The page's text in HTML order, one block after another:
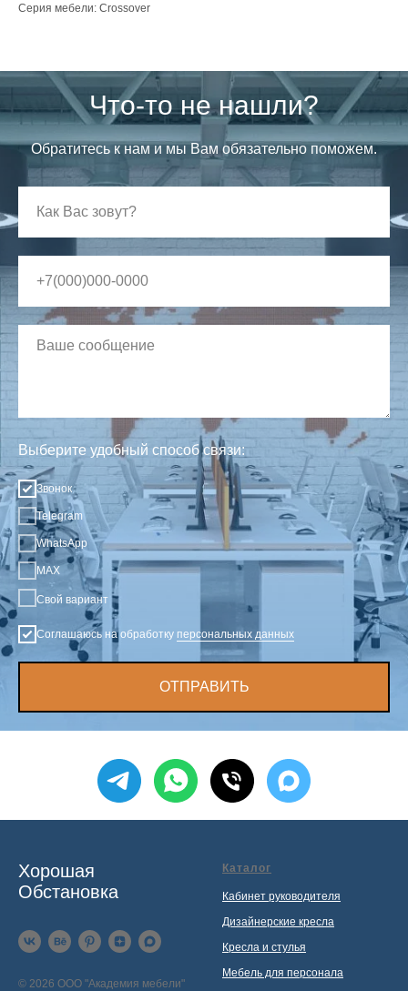
Серия мебели: Crossover
Что-то не нашли?
Обратитесь к нам и мы Вам обязательно поможем.
Выберите удобный способ связи:
Звонок
Telegram
WhatsApp
MAX
Свой вариант
Соглашаюсь на обработку персональных данных
ОТПРАВИТЬ
Хорошая
Обстановка
© 2026 ООО "Академия мебели"
Каталог
Кабинет руководителя
Дизайнерские кресла
Кресла и стулья
Мебель для персонала